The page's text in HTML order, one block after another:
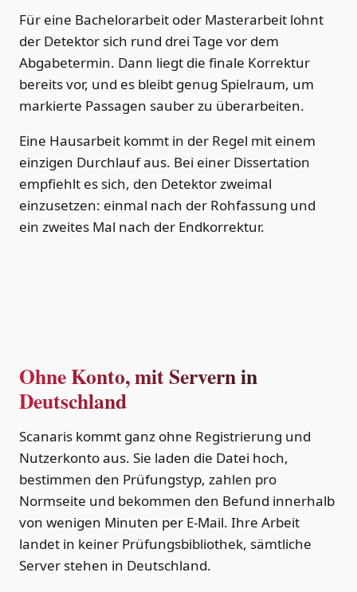
Für eine Bachelorarbeit oder Masterarbeit lohnt
der Detektor sich rund drei Tage vor dem
Abgabetermin. Dann liegt die finale Korrektur
bereits vor, und es bleibt genug Spielraum, um
markierte Passagen sauber zu überarbeiten.
Eine Hausarbeit kommt in der Regel mit einem
einzigen Durchlauf aus. Bei einer Dissertation
empfiehlt es sich, den Detektor zweimal
einzusetzen: einmal nach der Rohfassung und
ein zweites Mal nach der Endkorrektur.
Ohne Konto, mit Servern in
Deutschland
Scanaris kommt ganz ohne Registrierung und
Nutzerkonto aus. Sie laden die Datei hoch,
bestimmen den Prüfungstyp, zahlen pro
Normseite und bekommen den Befund innerhalb
von wenigen Minuten per E-Mail. Ihre Arbeit
landet in keiner Prüfungsbibliothek, sämtliche
Server stehen in Deutschland.